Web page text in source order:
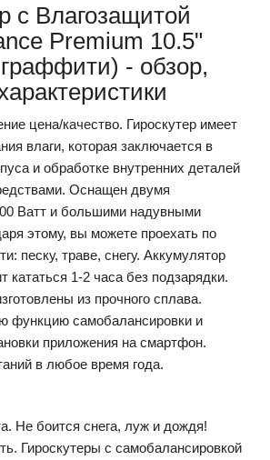
с Влагозащитой
Premium 10.5"
- обзор,
цена/качество. Гироскутер имеет
влаги, которая заключается в
и обработке внутренних деталей
Оснащен двумя
Ватт и большими надувными
этому, вы можете проехать по
песку, траве, снегу. Аккумулятор
кататься 1-2 часа без подзарядки.
из прочного сплава.
функцию самобалансировки и
приложения на смартфон.
в любое время года.
Не боится снега, луж и дождя!
Гироскутеры с самобалансировкой